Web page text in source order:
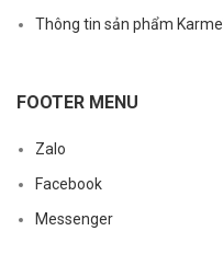
Thông tin sản phẩm Karmel
FOOTER MENU
Zalo
Facebook
Messenger